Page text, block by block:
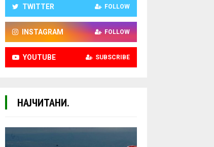
TWITTER FOLLOW
INSTAGRAM FOLLOW
YOUTUBE SUBSCRIBE
НАЈЧИТАНИ.